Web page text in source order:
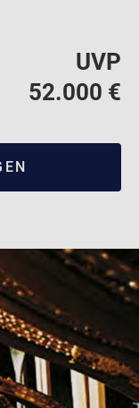
UVP
52.000 €